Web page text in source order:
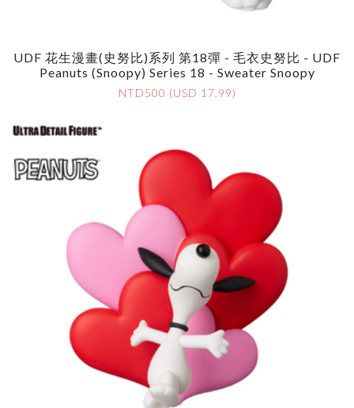
UDF 花生漫畫(史努比)系列 第18彈 - 毛衣史努比 - UDF
Peanuts (Snoopy) Series 18 - Sweater Snoopy
NTD500 (USD 17.99)